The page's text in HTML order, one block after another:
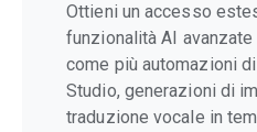
Ottieni un accesso
funzionalità AI
come più automazioni
Studio, generazioni di
traduzione vocale in